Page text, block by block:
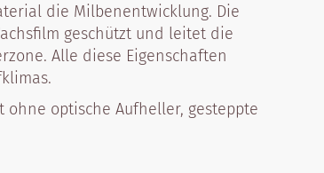
die Milbenentwicklung. Die
geschützt und leitet die
Alle diese Eigenschaften
ohne optische Aufheller, gesteppte